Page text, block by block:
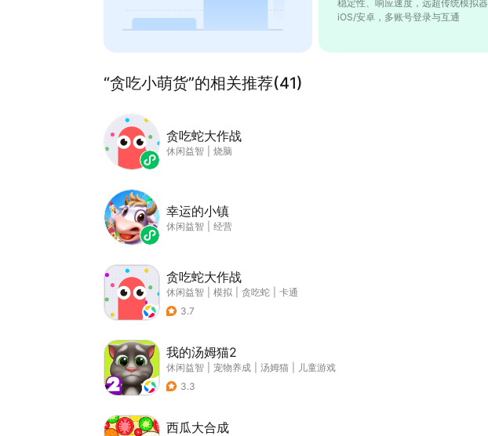
稳定性、响应速度，远超传统模拟器
iOS/安卓，多账号登录与互通
“贪吃小萌货”的相关推荐(41)
贪吃蛇大作战
休闲益智 烧脑
幸运的小镇
休闲益智 经营
贪吃蛇大作战
休闲益智 模拟 贪吃蛇
卡通
3.7
我的汤姆猫2
休闲益智 宠物养成 汤姆猫
儿童游戏
3.3
西瓜大合成